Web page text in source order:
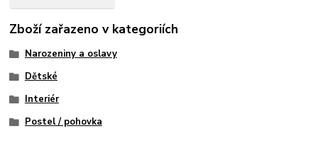
Zboží zařazeno v kategoriích
Narozeniny a oslavy
Dětské
Interiér
Postel / pohovka